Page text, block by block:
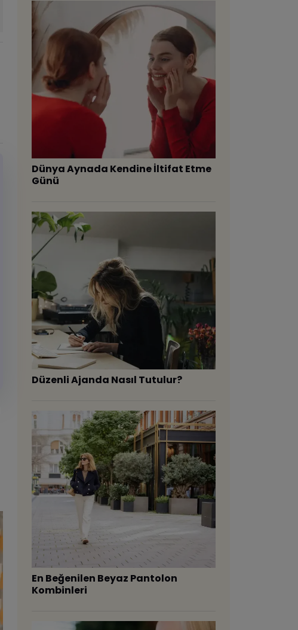
Dünya Aynada Kendine İltifat Etme
Günü
Düzenli Ajanda Nasıl Tutulur?
En Beğenilen Beyaz Pantolon
Kombinleri